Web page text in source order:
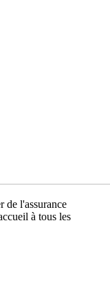
de l'assurance
à tous les